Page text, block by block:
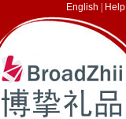
English Help